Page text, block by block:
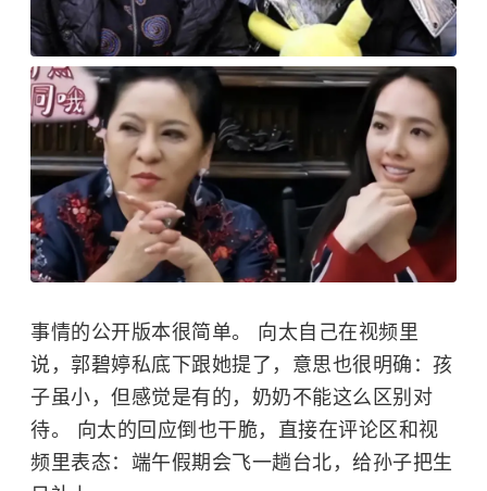
事情的公开版本很简单。 向太自己在视频里
说， 郭碧婷私底下跟她提了，意思也很明确：孩
子虽小，但感觉是有的，奶奶不能这么区别对
待。 向太的回应倒也干脆，直接在评论区和视
频里表态：端午假期会飞一趟台北，给孙子把生